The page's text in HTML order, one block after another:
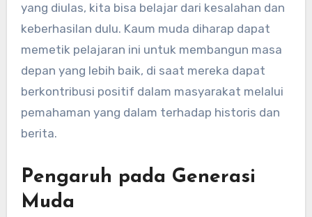
yang diulas, kita bisa belajar dari kesalahan dan
keberhasilan dulu. Kaum muda diharap dapat
memetik pelajaran ini untuk membangun masa
depan yang lebih baik, di saat mereka dapat
berkontribusi positif dalam masyarakat melalui
pemahaman yang dalam terhadap historis dan
berita.
Pengaruh pada Generasi
Muda